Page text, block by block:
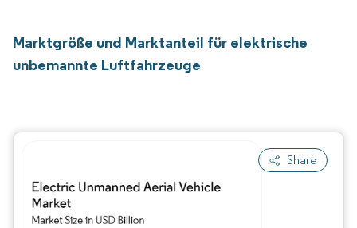
Marktgröße und Marktanteil für elektrische
unbemannte Luftfahrzeuge
Share